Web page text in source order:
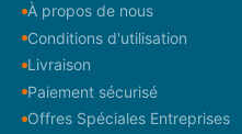
À propos de nous
Conditions d'utilisation
Livraison
Paiement sécurisé
Offres Spéciales Entreprises